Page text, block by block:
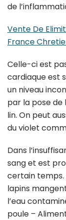
de
Vente De
France
Celle-ci est
cardiaque est
un niveau
par la pose de
lin. On peut
du violet
Dans
sang et est
certain temps.
lapins
l’eau
poule –